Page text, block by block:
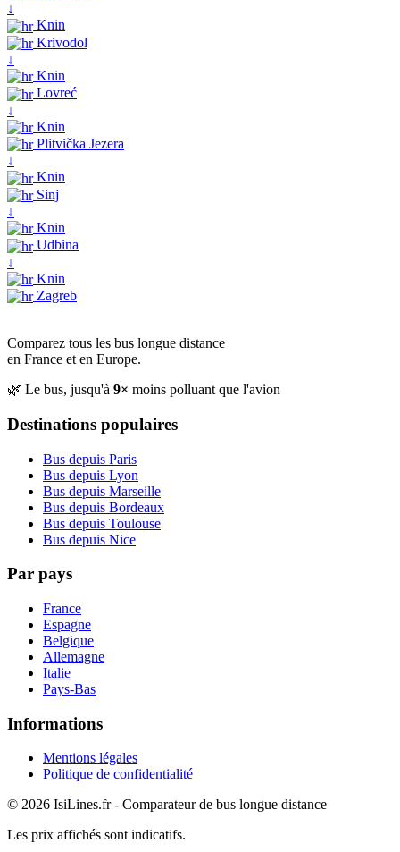
↓
Knin
Krivodol
↓
Knin
Lovreć
↓
Knin
Plitvička Jezera
↓
Knin
Sinj
↓
Knin
Udbina
↓
Knin
Zagreb
Comparez tous les bus longue distance
en France et en Europe.
🌿 Le bus, jusqu'à 9× moins polluant que l'avion
Destinations populaires
Bus depuis Paris
Bus depuis Lyon
Bus depuis Marseille
Bus depuis Bordeaux
Bus depuis Toulouse
Bus depuis Nice
Par pays
France
Espagne
Belgique
Allemagne
Italie
Pays-Bas
Informations
Mentions légales
Politique de confidentialité
© 2026 IsiLines.fr - Comparateur de bus longue distance
Les prix affichés sont indicatifs.